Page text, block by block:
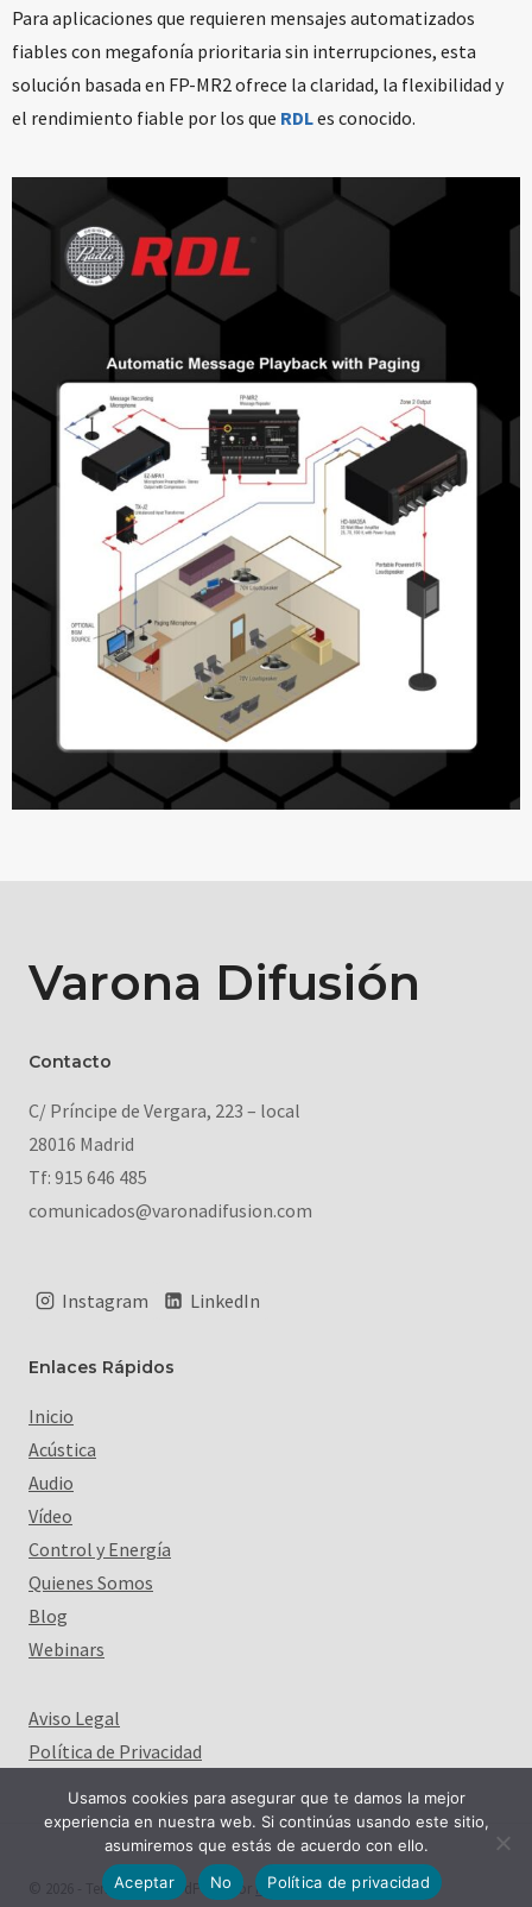
Para aplicaciones que requieren mensajes automatizados
fiables con megafonía prioritaria sin interrupciones, esta
solución basada en FP-MR2 ofrece la claridad, la flexibilidad y
el rendimiento fiable por los que RDLes conocido.
Varona Difusión
Contacto
C/ Príncipe de Vergara, 223 – local
28016 Madrid
Tf: 915 646 485
comunicados@varonadifusion.com
Instagram LinkedIn
Enlaces Rápidos
Inicio
Acústica
Audio
Vídeo
Control y Energía
Quienes Somos
Blog
Webinars
Aviso Legal
Política de Privacidad
© 2026 - Tema para WordPress por Kadence WP
Usamos cookies para asegurar que te damos la mejor
experiencia en nuestra web. Si continúas usando este sitio,
asumiremos que estás de acuerdo con ello.
Aceptar
No Política de privacidad